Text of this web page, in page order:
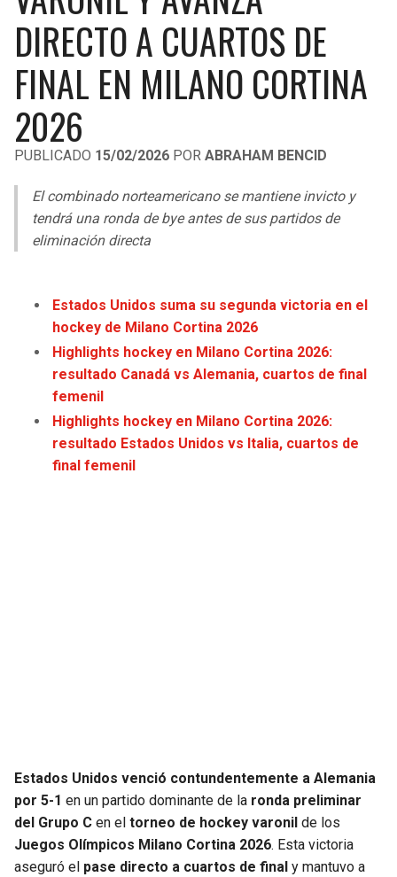
LIGA DE EXPANSIÓN MX
LEAGUES CUP
UEFA EUROPA LEAGUE
UEFA CONFERENCE LEAGUE
MLS
COPA LIBERTADORES
LIGA BETPLAY
OTRAS LIGAS
DIRECTO A CUARTOS DE
FINAL EN MILANO CORTINA
2026
PUBLICADO 15/02/2026 POR ABRAHAM BENCID
El combinado norteamericano se mantiene invicto y
tendrá una ronda de bye antes de sus partidos de
eliminación directa
Estados Unidos suma su segunda victoria en el
hockey de Milano Cortina 2026
Highlights hockey en Milano Cortina 2026:
resultado Canadá vs Alemania, cuartos de final
femenil
Highlights hockey en Milano Cortina 2026:
resultado Estados Unidos vs Italia, cuartos de
final femenil
Estados Unidos venció contundentemente a Alemania
por 5-1 en un partido dominante de la ronda preliminar
del Grupo C en el torneo de hockey varonil de los
Juegos Olímpicos Milano Cortina 2026. Esta victoria
aseguró el pase directo a cuartos de final y mantuvo a